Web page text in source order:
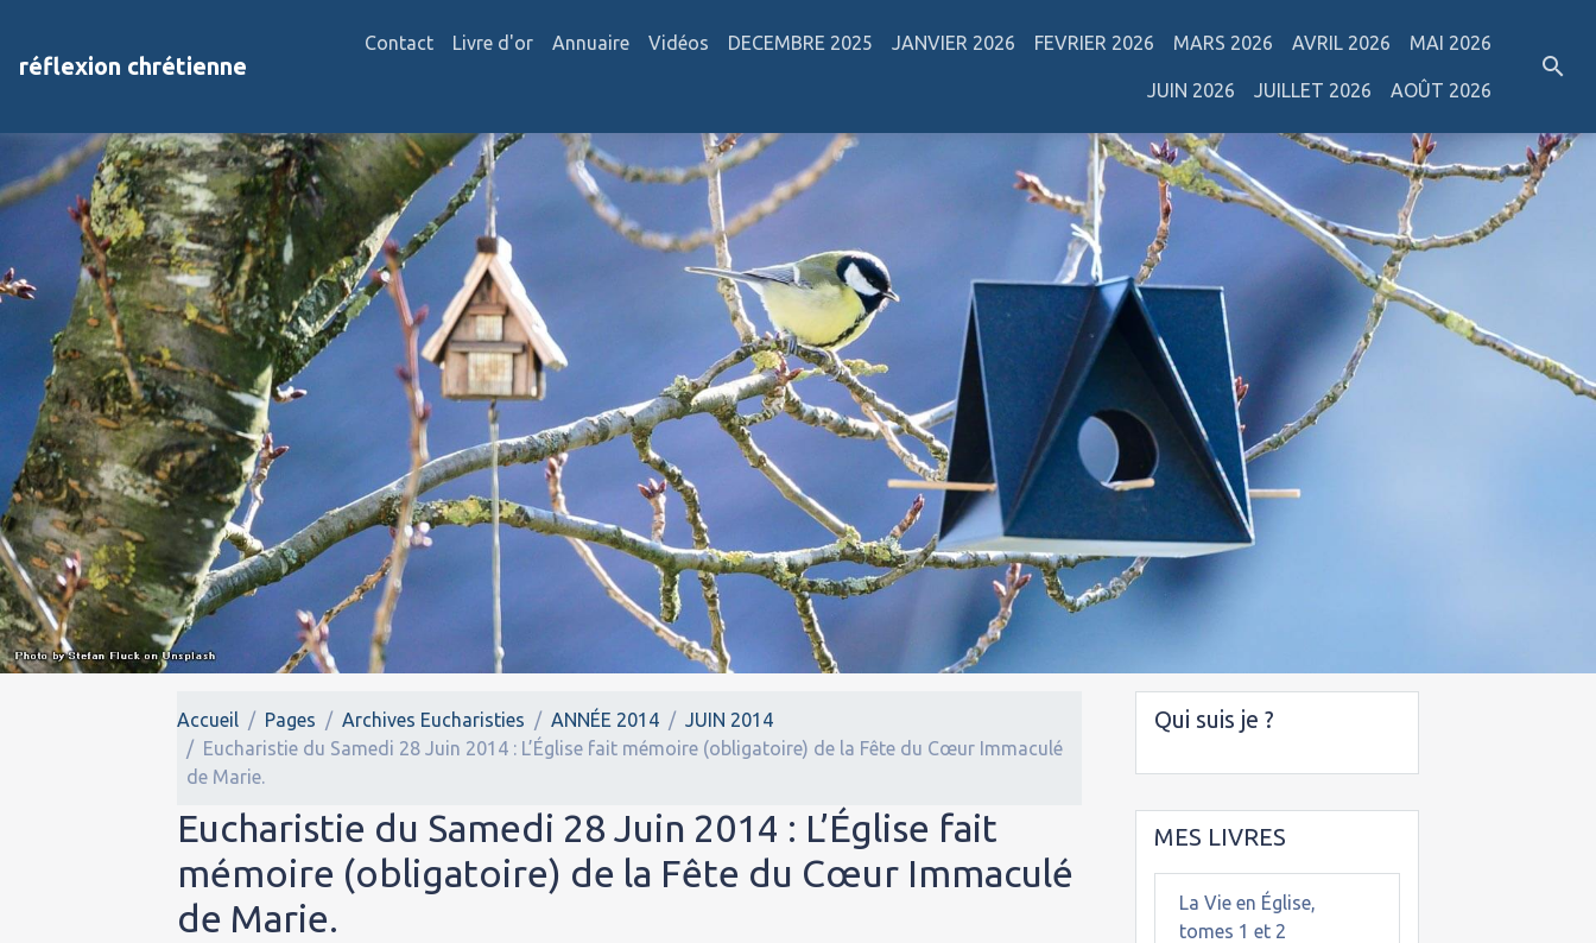
réflexion chrétienne
Contact Livre d'or Annuaire Vidéos DECEMBRE 2025 JANVIER 2026 FEVRIER 2026 MARS 2026 AVRIL 2026 MAI 2026
JUIN 2026 JUILLET 2026 AOÛT 2026
Accueil Pages Archives Eucharisties ANNÉE 2014
JUIN 2014
Eucharistie du Samedi 28 Juin 2014 : L’Église fait mémoire (obligatoire) de la Fête du Cœur Immaculé
de Marie.
Eucharistie du Samedi 28 Juin 2014 : L’Église fait
mémoire (obligatoire) de la Fête du Cœur Immaculé
de Marie.
Qui suis je ?
MES LIVRES
La Vie en Église,
tomes 1 et 2